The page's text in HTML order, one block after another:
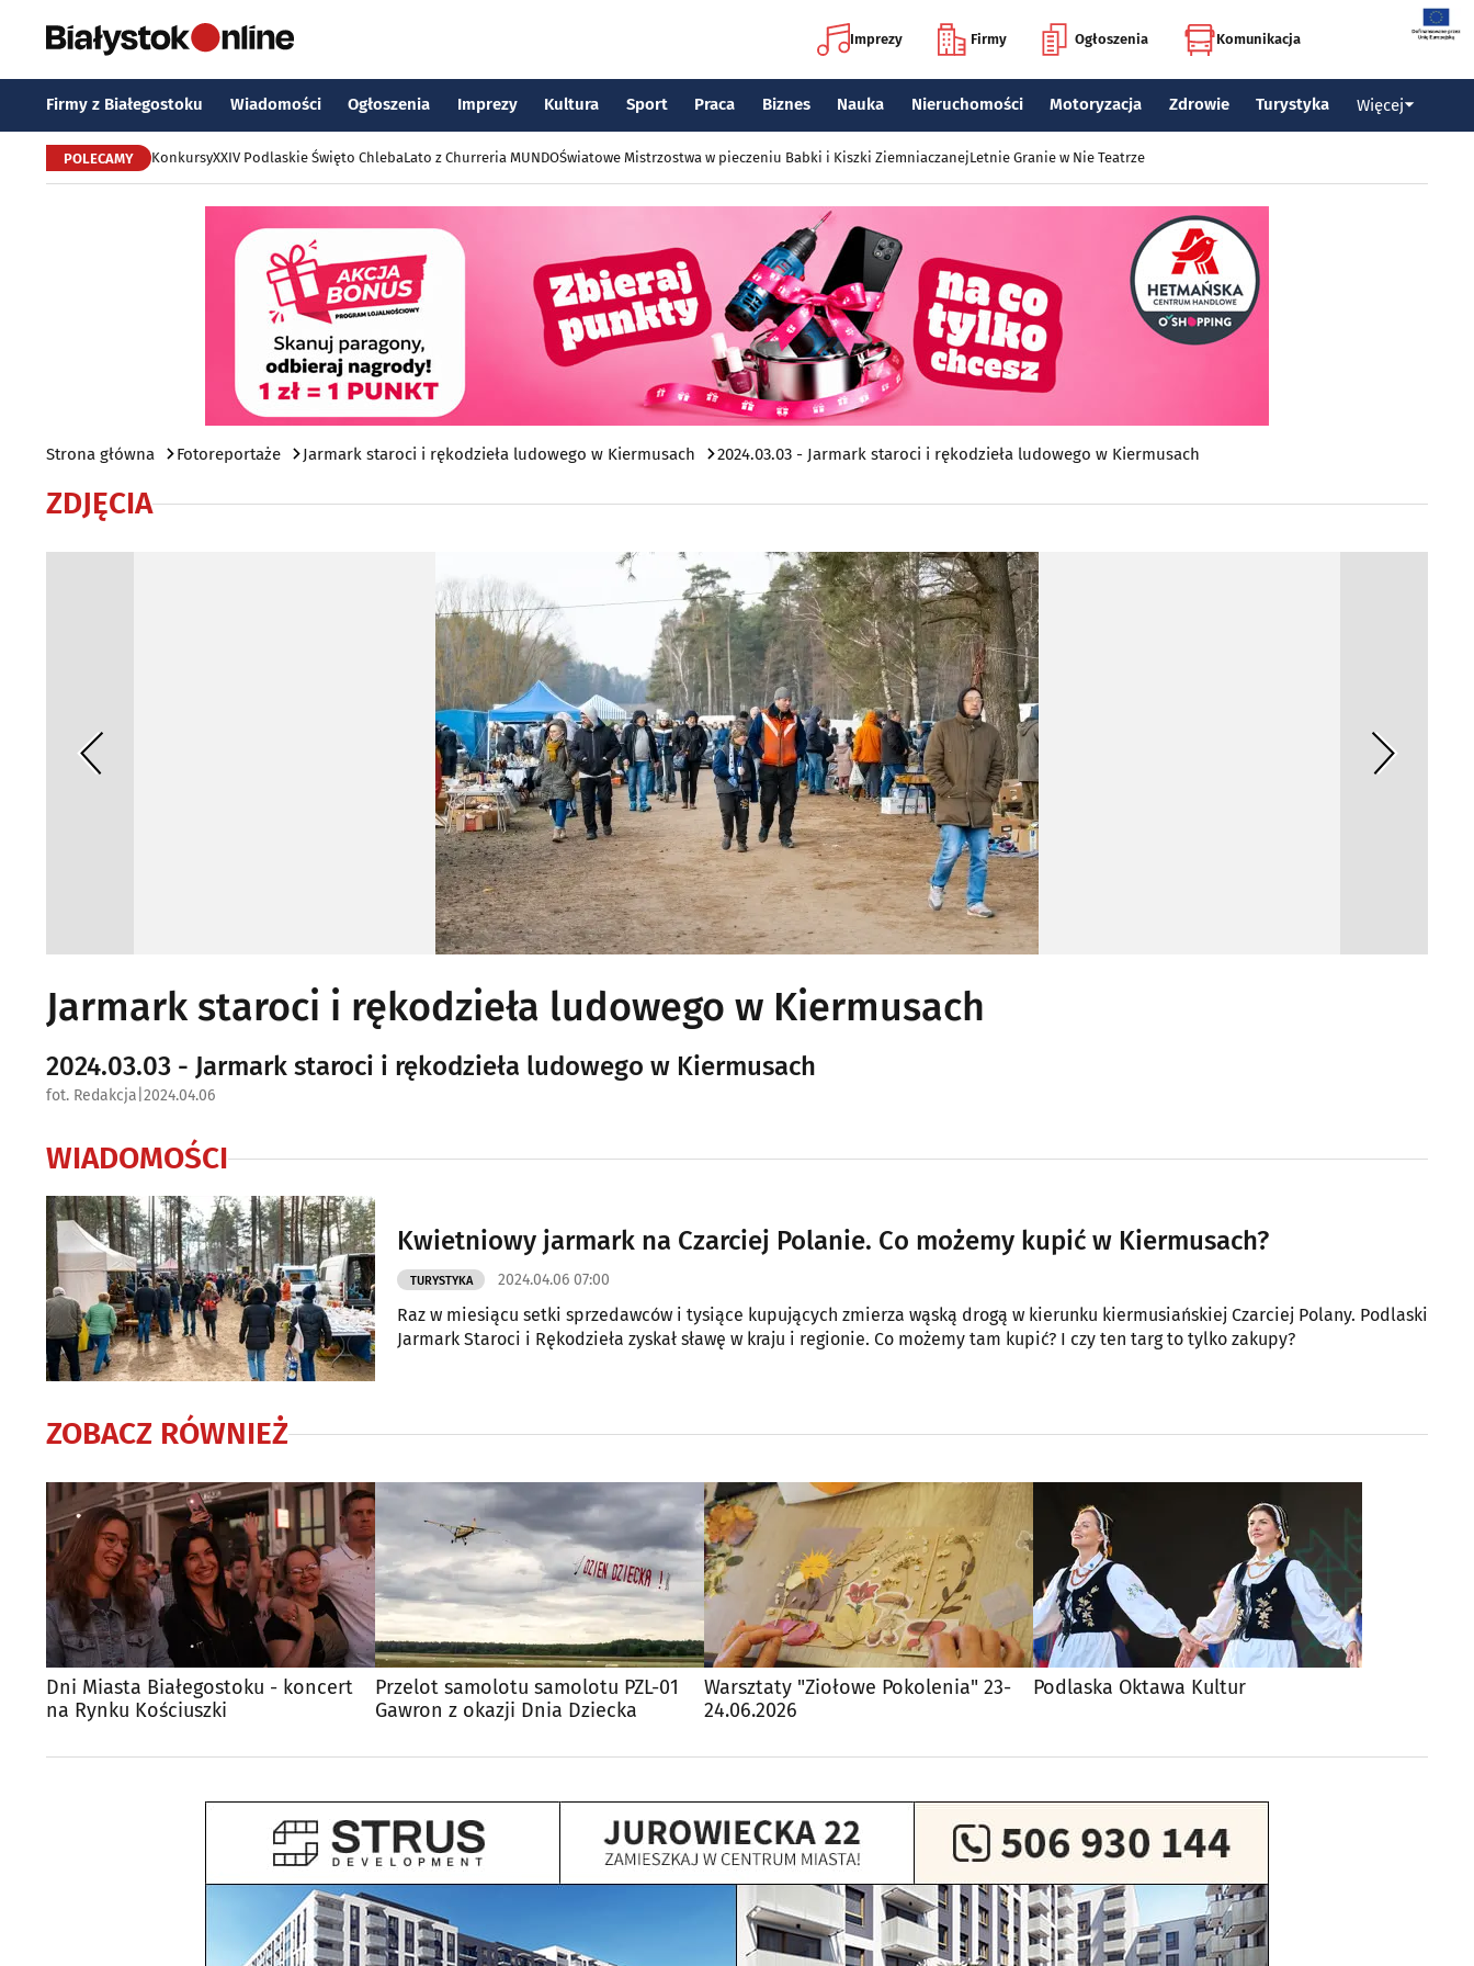
Imprezy Firmy Ogłoszenia Komunikacja
Firmy z Białegostoku Wiadomości Ogłoszenia Imprezy Kultura Sport Praca Biznes Nauka Nieruchomości Motoryzacja Zdrowie Turystyka Więcej
POLECAMY KonkursyXXIV Podlaskie Święto ChlebaLato z Churreria MUNDOŚwiatowe Mistrzostwa w pieczeniu Babki i Kiszki ZiemniaczanejLetnie Granie w Nie Teatrze
Strona główna Fotoreportaże Jarmark staroci i rękodzieła ludowego w Kiermusach 2024.03.03 - Jarmark staroci i rękodzieła ludowego w Kiermusach
ZDJĘCIA
Jarmark staroci i rękodzieła ludowego w Kiermusach
2024.03.03 - Jarmark staroci i rękodzieła ludowego w Kiermusach
fot. Redakcja 2024.04.06
WIADOMOŚCI
Kwietniowy jarmark na Czarciej Polanie. Co możemy kupić w Kiermusach?
TURYSTYKA 2024.04.06 07:00
Raz w miesiącu setki sprzedawców i tysiące kupujących zmierza wąską drogą w kierunku kiermusiańskiej Czarciej Polany. Podlaski
Jarmark Staroci i Rękodzieła zyskał sławę w kraju i regionie. Co możemy tam kupić? I czy ten targ to tylko zakupy?
ZOBACZ RÓWNIEŻ
Dni Miasta Białegostoku - koncert
na Rynku Kościuszki
Przelot samolotu samolotu PZL-01
Gawron z okazji Dnia Dziecka
Warsztaty "Ziołowe Pokolenia" 23-
24.06.2026
Podlaska Oktawa Kultur